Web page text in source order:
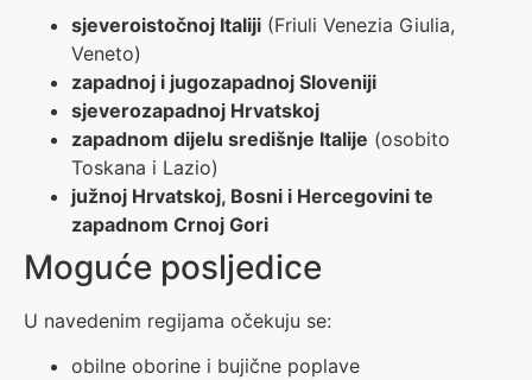
sjeveroistočnoj Italiji (Friuli Venezia Giulia,
Veneto)
zapadnoj i jugozapadnoj Sloveniji
sjeverozapadnoj Hrvatskoj
zapadnom dijelu središnje Italije (osobito
Toskana i Lazio)
južnoj Hrvatskoj, Bosni i Hercegovini te
zapadnom Crnoj Gori
Moguće posljedice
U navedenim regijama očekuju se:
obilne oborine i bujične poplave